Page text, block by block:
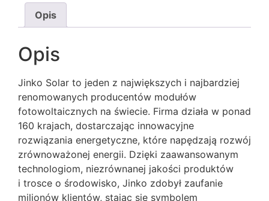
Opis
Opis
Jinko Solar to jeden z największych i najbardziej
renomowanych producentów modułów
fotowoltaicznych na świecie. Firma działa w ponad
160 krajach, dostarczając innowacyjne
rozwiązania energetyczne, które napędzają rozwój
zrównoważonej energii. Dzięki zaawansowanym
technologiom, niezrównanej jakości produktów
i trosce o środowisko, Jinko zdobył zaufanie
milionów klientów, stając się symbolem